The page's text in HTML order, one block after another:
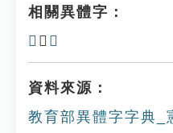
相關異體字：
𢝮 、 𢞩
資料來源：
教育部異體字字典_